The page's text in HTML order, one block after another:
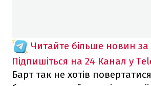
Читайте більше новин
Підпишіться на 24 Канал у
Барт так не хотів